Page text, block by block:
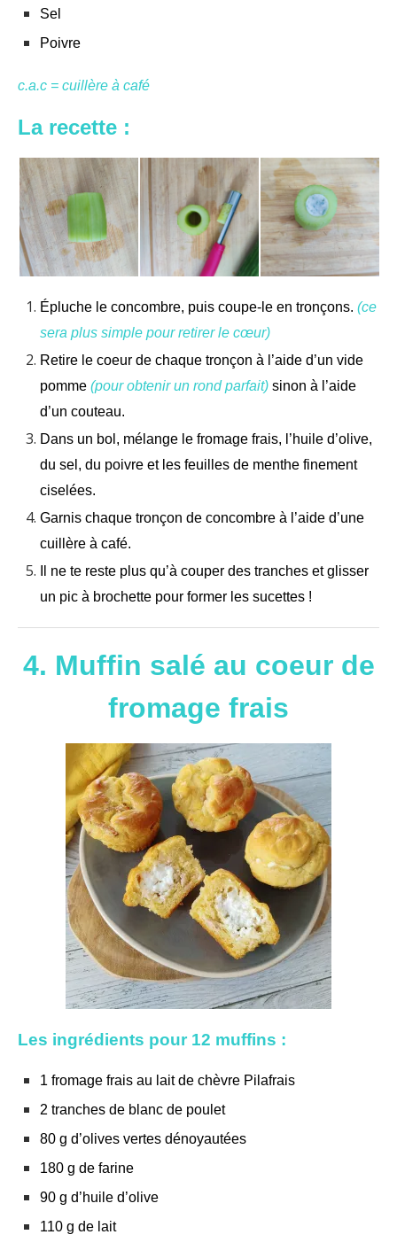
Sel
Poivre
c.a.c = cuillère à café
La recette :
Épluche le concombre, puis coupe-le en tronçons. (ce
sera plus simple pour retirer le cœur)
Retire le coeur de chaque tronçon à l’aide d’un vide
pomme (pour obtenir un rond parfait) sinon à l’aide
d’un couteau.
Dans un bol, mélange le fromage frais, l’huile d’olive,
du sel, du poivre et les feuilles de menthe finement
ciselées.
Garnis chaque tronçon de concombre à l’aide d’une
cuillère à café.
Il ne te reste plus qu’à couper des tranches et glisser
un pic à brochette pour former les sucettes !
4. Muffin salé au coeur de
fromage frais
Les ingrédients pour 12 muffins :
1 fromage frais au lait de chèvre Pilafrais
2 tranches de blanc de poulet
80 g d’olives vertes dénoyautées
180 g de farine
90 g d’huile d’olive
110 g de lait